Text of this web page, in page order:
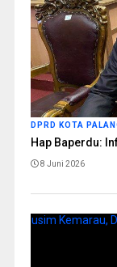
DPRD KOTA
Hap Baperdu:
8 Juni 2026